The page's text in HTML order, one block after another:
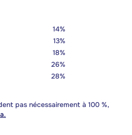
14%
13%
18%
26%
28%
pas nécessairement à 100 %,